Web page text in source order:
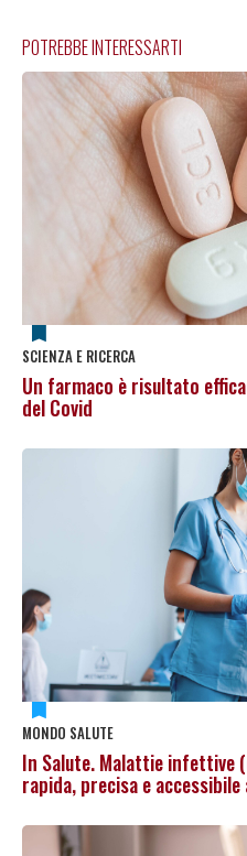
POTREBBE INTERESSARTI
SCIENZA E RICERCA
Un farmaco è risultato
del Covid
MONDO SALUTE
In Salute. Malattie infettive
rapida, precisa e